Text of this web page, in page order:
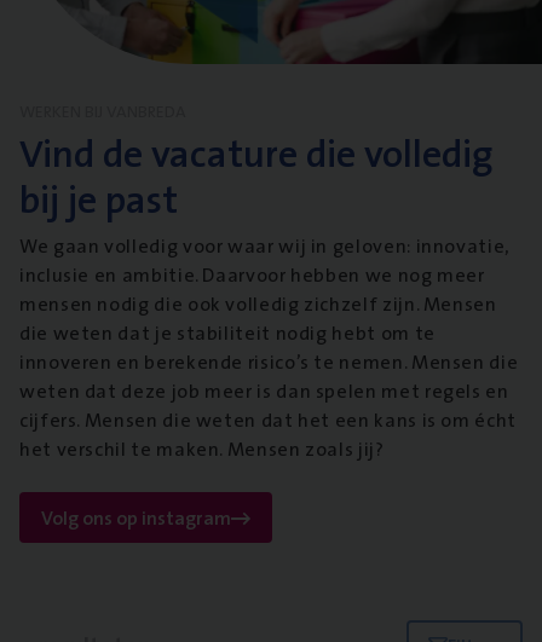
Vind de vacature die volledig
bij je past
We gaan volledig voor waar wij in geloven: innovatie,
inclusie en ambitie. Daarvoor hebben we nog meer
mensen nodig die ook volledig zichzelf zijn. Mensen
die weten dat je stabiliteit nodig hebt om te
innoveren en berekende risico’s te nemen. Mensen die
weten dat deze job meer is dan spelen met regels en
cijfers. Mensen die weten dat het een kans is om écht
het verschil te maken. Mensen zoals jij?
Volg ons op instagram